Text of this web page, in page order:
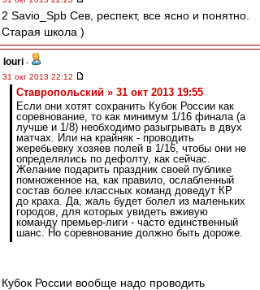
2 Savio_Spb Сев, респект, все ясно и понятно.
Старая школа )
Iouri -
31 окт 2013 22:12
Ставропольский » 31 окт 2013 19:55
Если они хотят сохранить Кубок России как
соревнование, то как минимум 1/16 финала (а
лучше и 1/8) необходимо разыгрывать в двух
матчах. Или на крайняк - проводить
жеребьевку хозяев полей в 1/16, чтобы они не
определялись по дефолту, как сейчас.
Желание подарить праздник своей публике
помноженное на, как правило, ослабленный
состав более классных команд доведут КР
до краха. Да, жаль будет болел из маленьких
городов, для которых увидеть вживую
команду премьер-лиги - часто единственный
шанс. Но соревнование должно быть дороже.
Кубок России вообще надо проводить